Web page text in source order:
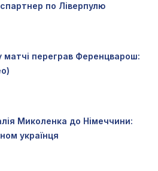
по Ліверпулю
матчі переграв Ференцварош:
Миколенка до Німеччини:
українця